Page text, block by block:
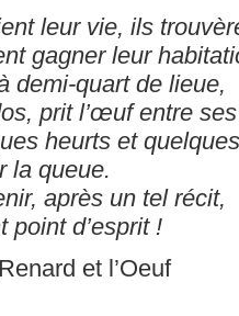
leur vie, ils
gagner leur
demi-quart de lieue,
prit l’œuf entre
heurts et
la queue.
après un tel récit,
point d’esprit !
et l’Oeuf